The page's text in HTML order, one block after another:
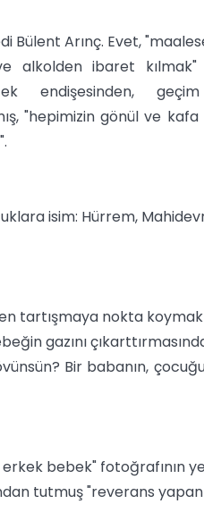
Bülent Arınç. Evet,
alkolden ibaret
endişesinden,
"hepimizin gönül ve
isim: Hürrem,
tartışmaya nokta
gazını
Bir babanın,
bebek" fotoğrafının
tutmuş "reverans yapan